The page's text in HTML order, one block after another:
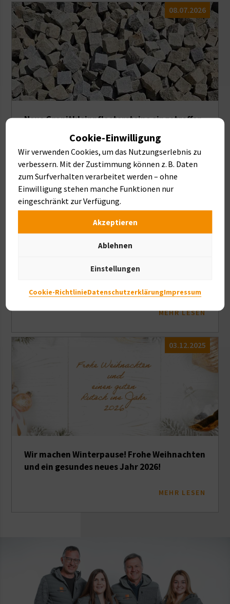
Cookie-Einwilligung
Wir verwenden Cookies, um das Nutzungserlebnis zu
verbessern. Mit der Zustimmung können z. B. Daten
zum Surfverhalten verarbeitet werden – ohne
Einwilligung stehen manche Funktionen nur
eingeschränkt zur Verfügung.
Akzeptieren
Ablehnen
Einstellungen
Cookie-RichtlinieDatenschutzerklärungImpressum
Neue Granitkleinpflastersteine eingetroffen
08.07.2026
MEHR LESEN
Endlich Frühling – Wir haben wieder geöffnet!
26.02.2026
MEHR LESEN
Wir machen Winterpause! Frohe Weihnachten
und ein gesundes neues Jahr 2026!
03.12.2025
MEHR LESEN